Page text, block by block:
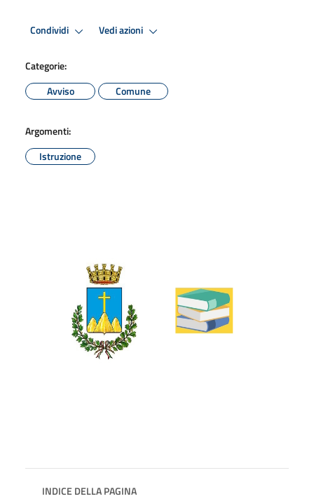
Condividi Vedi azioni
Categorie:
Avviso
Comune
Argomenti:
Istruzione
INDICE DELLA PAGINA